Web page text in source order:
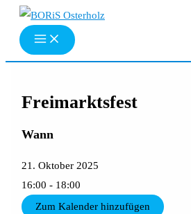
Zum
Inhalt
springen
Freimarktsfest
Wann
21. Oktober 2025
16:00 - 18:00
Zum Kalender hinzufügen